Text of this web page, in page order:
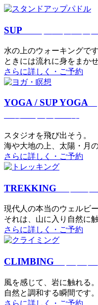
SUP
⽔の上のウォーキングです
ときには流れに身をまかせ
さらに詳しく・ご予約
YOGA / SUP YOGA
スタジオを⾶び出そう。
海や大地の上、太陽・⽉の
さらに詳しく・ご予約
TREKKING
現代⼈の本当のウェルビー
それは、⼭に⼊り⾃然に
さらに詳しく・ご予約
CLIMBING
⾵を感じて、岩に触れる。
⾃然と調和する瞬間です。
さらに詳しく・ご予約